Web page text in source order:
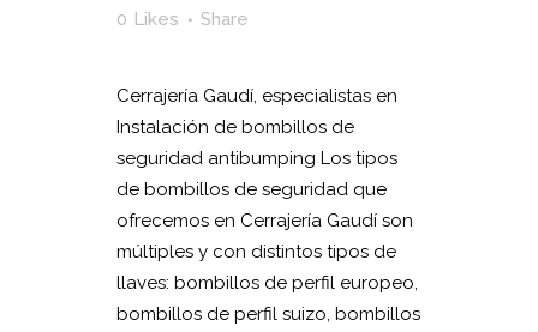
0 Likes Share
Cerrajería Gaudí, especialistas en
Instalación de bombillos de
seguridad antibumping Los tipos
de bombillos de seguridad que
ofrecemos en Cerrajería Gaudí son
múltiples y con distintos tipos de
llaves: bombillos de perfil europeo,
bombillos de perfil suizo, bombillos